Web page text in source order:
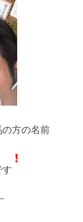
の方の名前
す